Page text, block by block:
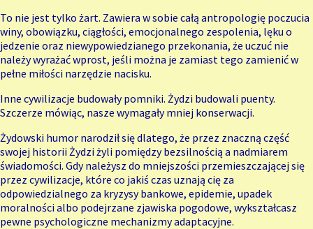
To nie jest tylko żart. Zawiera w sobie całą antropologię poczucia
winy, obowiązku, ciągłości, emocjonalnego zespolenia, lęku o
jedzenie oraz niewypowiedzianego przekonania, że uczuć nie
należy wyrażać wprost, jeśli można je zamiast tego zamienić w
pełne miłości narzędzie nacisku.
Inne cywilizacje budowały pomniki. Żydzi budowali puenty.
Szczerze mówiąc, nasze wymagały mniej konserwacji.
Żydowski humor narodził się dlatego, że przez znaczną część
swojej historii Żydzi żyli pomiędzy bezsilnością a nadmiarem
świadomości. Gdy należysz do mniejszości przemieszczającej się
przez cywilizacje, które co jakiś czas uznają cię za
odpowiedzialnego za kryzysy bankowe, epidemie, upadek
moralności albo podejrzane zjawiska pogodowe, wykształcasz
pewne psychologiczne mechanizmy adaptacyjne.